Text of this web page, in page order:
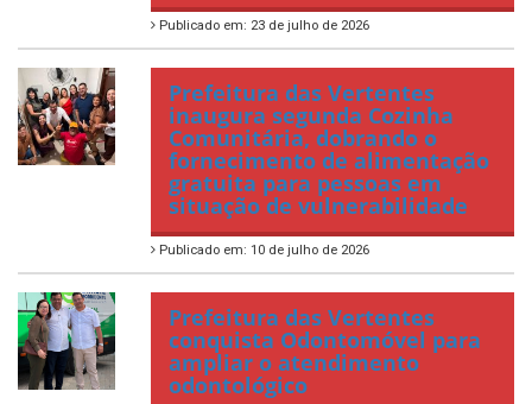
Publicado em: 23 de julho de 2026
Prefeitura das Vertentes
inaugura segunda Cozinha
Comunitária, dobrando o
fornecimento de alimentação
gratuita para pessoas em
situação de vulnerabilidade
Publicado em: 10 de julho de 2026
Prefeitura das Vertentes
conquista Odontomóvel para
ampliar o atendimento
odontológico